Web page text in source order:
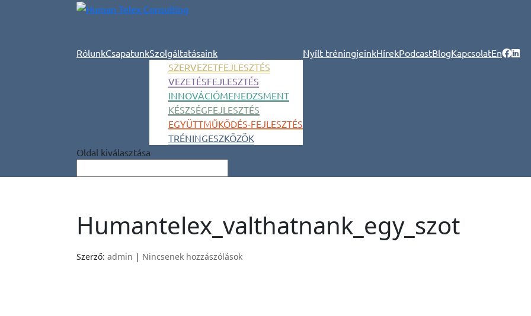
RólunkCsapatunkSzolgáltatásaink
SZERVEZETFEJLESZTÉS
VEZETÉSFEJLESZTÉS
INNOVÁCIÓMENEDZSMENT
KÉSZSÉGFEJLESZTÉS
EGYÜTTMŰKÖDÉS-FEJLESZTÉS
TRÉNINGESZKÖZÖK
Nyílt tréningjeinkHírekPodcastBlogKapcsolatEn
Oldal kiválasztása
Humantelex_valthatnank_egy_szot
Szerző: admin | Nincsenek hozzászólások